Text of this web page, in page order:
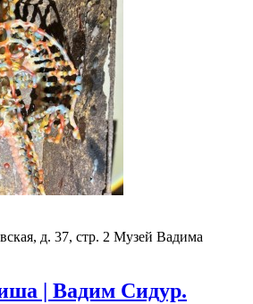
д. 37, стр. 2 Музей Вадима
| Вадим Сидур.